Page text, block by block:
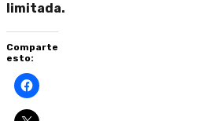
limitada.
Comparte
esto: